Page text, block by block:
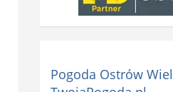
Pogoda Ostrów